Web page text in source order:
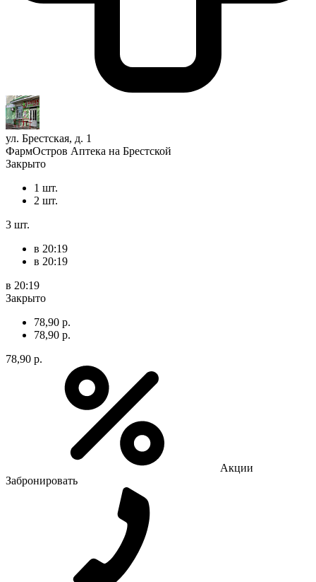
ул. Брестская, д. 1
ФармОстров Аптека на Брестской
Закрыто
1 шт.
2 шт.
3 шт.
в 20:19
в 20:19
в 20:19
Закрыто
78,90 р.
78,90 р.
78,90 р.
Акции
Забронировать